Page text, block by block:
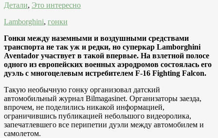
Детали, Это интересно
Lamborghini, гонки
Гонки между наземными и воздушными средствами
транспорта не так уж и редки, но суперкар Lamborghini
Aventador участвует в такой впервые. На взлетной полосе
одного из европейских военных аэродромов состоялась его
дуэль с многоцелевым истребителем F-16 Fighting Falcon.
Такую необычную гонку организовал датский
автомобильный журнал Bilmagasinet. Организаторы заезда,
впрочем, не поделились никакой информацией,
ограничившись публикацией небольшого видеоролика,
запечатлевшего все перипетии дуэли между автомобилем и
самолетом.